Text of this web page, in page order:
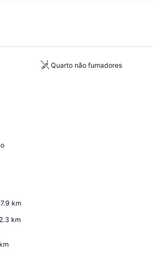
Quarto não fumadores
7.9 km
km
km